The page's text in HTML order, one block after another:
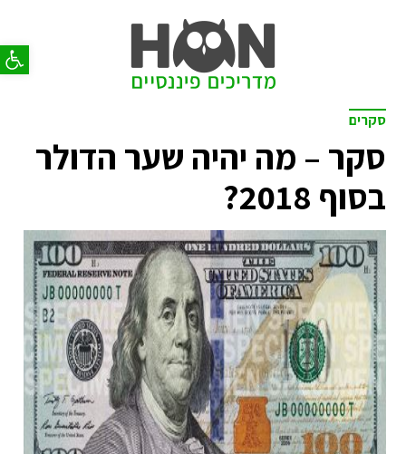
פתח
סקרים
סקר – מה יהיה שער הדולר
בסוף 2018?